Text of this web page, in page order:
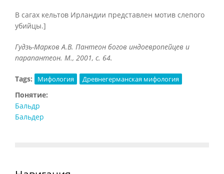
В сагах кельтов Ирландии представлен мотив слепого
убийцы.]
Гудзь-Марков А.В. Пантеон богов индоевропейцев и
парапантеон. М., 2001, с. 64.
Tags: Мифология Древнегерманская мифология
Понятие:
Бальдр
Бальдер